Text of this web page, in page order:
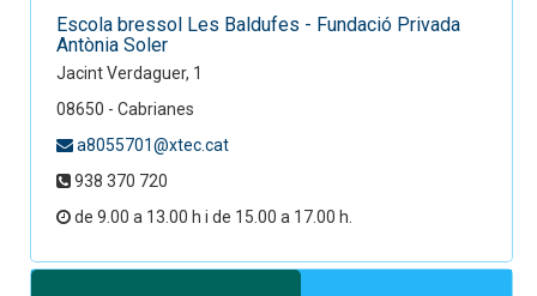
Escola bressol Les Baldufes - Fundació Privada
Antònia Soler
Jacint Verdaguer, 1
08650 - Cabrianes
a8055701@xtec.cat
938 370 720
de 9.00 a 13.00 h i de 15.00 a 17.00 h.